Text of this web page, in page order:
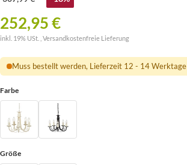
252,95 €
inkl. 19% USt. , Versandkostenfreie Lieferung
Muss bestellt werden, Lieferzeit 12 - 14 Werktage
Farbe
Größe